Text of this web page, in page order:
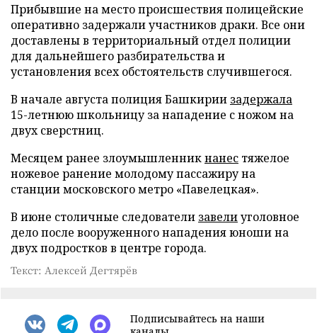
Прибывшие на место происшествия полицейские
оперативно задержали участников драки. Все они
доставлены в территориальный отдел полиции
для дальнейшего разбирательства и
установления всех обстоятельств случившегося.
В начале августа полиция Башкирии задержала
15-летнюю школьницу за нападение с ножом на
двух сверстниц.
Месяцем ранее злоумышленникнанес тяжелое
ножевое ранение молодому пассажиру на
станции московского метро «Павелецкая».
В июне столичные следователи завелиуголовное
дело после вооруженного нападения юноши на
двух подростков в центре города.
Текст: Алексей Дегтярёв
Подписывайтесь на наши